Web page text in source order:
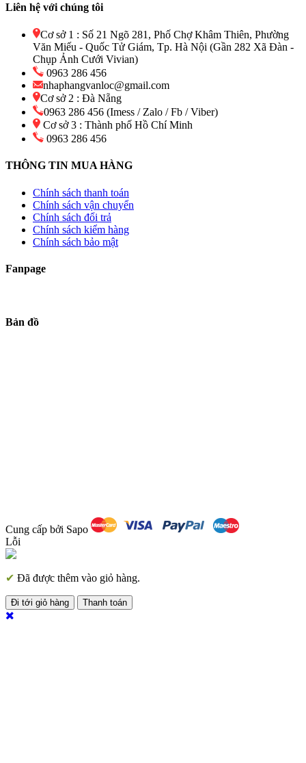
Liên hệ với chúng tôi
Cơ sở 1 : Số 21 Ngõ 281, Phố Chợ Khâm Thiên, Phường
Văn Miếu - Quốc Tử Giám, Tp. Hà Nội (Gần 282 Xã Đàn -
Chụp Ảnh Cưới Vivian)
0963 286 456
nhaphangvanloc@gmail.com
Cơ sở 2 : Đà Nẵng
0963 286 456 (Imess / Zalo / Fb / Viber)
Cơ sở 3 : Thành phố Hồ Chí Minh
0963 286 456
THÔNG TIN MUA HÀNG
Chính sách thanh toán
Chính sách vận chuyển
Chính sách đổi trả
Chính sách kiểm hàng
Chính sách bảo mật
Fanpage
Bản đồ
Cung cấp bởi Sapo
Lỗi
✔ Đã được thêm vào giỏ hàng.
Đi tới giỏ hàng Thanh toán